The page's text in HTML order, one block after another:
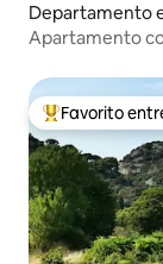
Departamento
Apartamento
De los mejores
Favorito